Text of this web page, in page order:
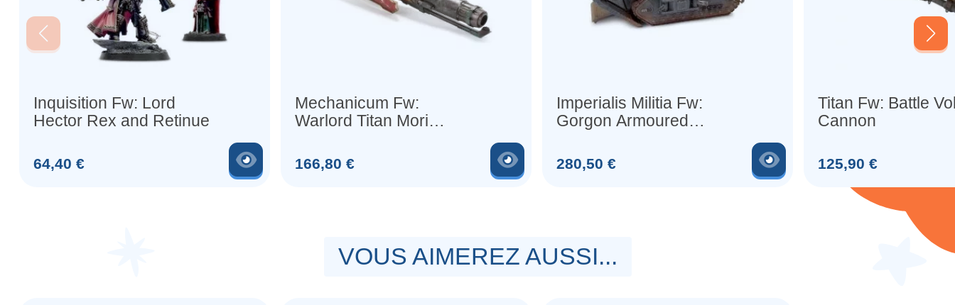
Inquisition Fw: Lord
Hector Rex and Retinue
Prix
64,40 € Voir le produit
Mechanicum Fw:
Warlord Titan Mori
Prix
166,80 € Voir le produit
Imperialis Militia Fw:
Gorgon Armoured
Prix
280,50 € Voir le produit
Titan Fw: Battle
Cannon
Prix
125,90 €
VOUS AIMEREZ AUSSI...